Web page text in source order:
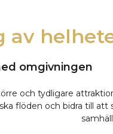
av
omgivningen
och tydligare
flöden och bidra till att